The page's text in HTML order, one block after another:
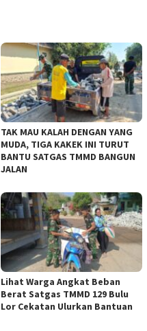
TAK MAU KALAH DENGAN YANG
MUDA, TIGA KAKEK INI TURUT
BANTU SATGAS TMMD BANGUN
JALAN
Lihat Warga Angkat Beban
Berat Satgas TMMD 129 Bulu
Lor Cekatan Ulurkan Bantuan